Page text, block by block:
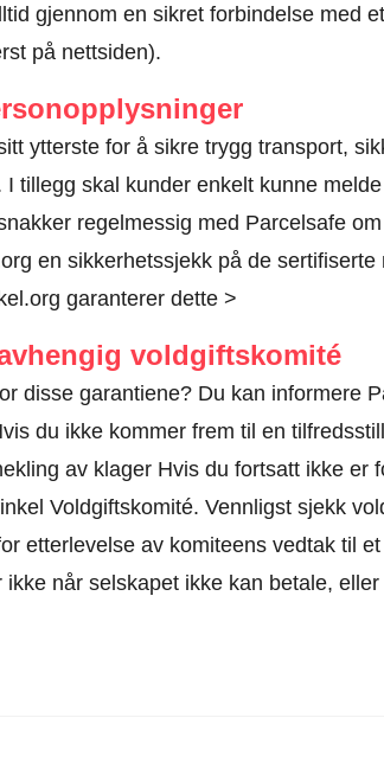
gjennom en sikret forbindelse med
på nettsiden).
ytterste for å sikre trygg transport,
tillegg skal kunder enkelt kunne
regelmessig med Parcelsafe
en sikkerhetssjekk på de sertifiserte
garanterer dette >
voldgiftskomité
disse garantiene? Du kan informere
du ikke kommer frem til en
av klager Hvis du fortsatt ikke er
Voldgiftskomité. Vennligst sjekk
etterlevelse av komiteens vedtak til
når selskapet ikke kan betale,